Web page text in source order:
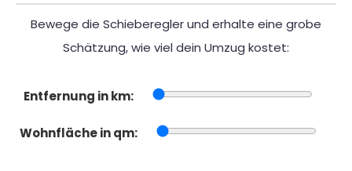
Bewege die Schieberegler und erhalte eine grobe
Schätzung, wie viel dein Umzug kostet:
Entfernung in km:
Wohnfläche in qm: